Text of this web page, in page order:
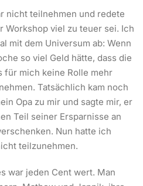
nicht teilnehmen und redete
Workshop viel zu teuer sei. Ich
mit dem Universum ab: Wenn
so viel Geld hätte, dass die
für mich keine Rolle mehr
Tatsächlich kam noch
Opa zu mir und sagte mir, er
Teil seiner Ersparnisse an
Nun hatte ich
teilzunehmen.
war jeden Cent wert. Man